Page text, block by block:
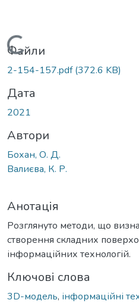
Вантажиться...
Файли
2-154-157.pdf(372.6 KB)
Дата
2021
Автори
Бохан, О. Д.
Валиєва, К. Р.
Анотація
Розглянуто методи, що
створення складних
інформаційних технологій.
Ключові слова
3D-модель, інформаційні